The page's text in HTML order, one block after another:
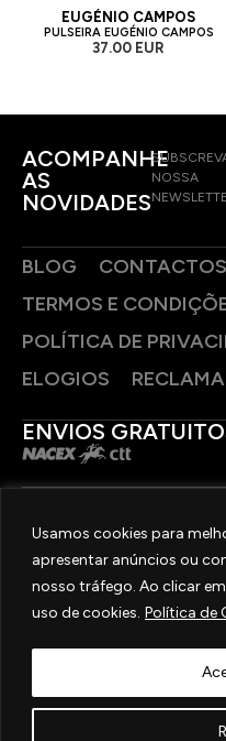
Usamos cookies para
apresentar anúncios ou
nosso tráfego. Ao clicar
uso de cookies. Política de
EUGÉNIO CAMPOS
PULSEIRA EUGÉNIO CAMPOS
37.00 EUR
ACOMPANHE
AS
NOVIDADES
NOSSA
BLOG
CONTACTOS
TERMOS E
POLÍTICA DE
ELOGIOS
ENVIOS
SIGA-NOS
2025 © OURIVESARIA